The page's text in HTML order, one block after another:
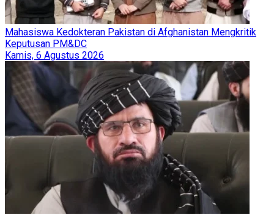
Mahasiswa Kedokteran Pakistan di Afghanistan Mengkritik
Keputusan PM&DC
Kamis, 6 Agustus 2026